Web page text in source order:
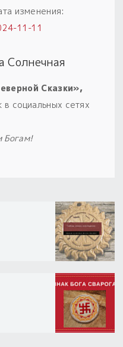
изменения:
11-11
Солнечная
Сказки»,
социальных сетях
Богам!